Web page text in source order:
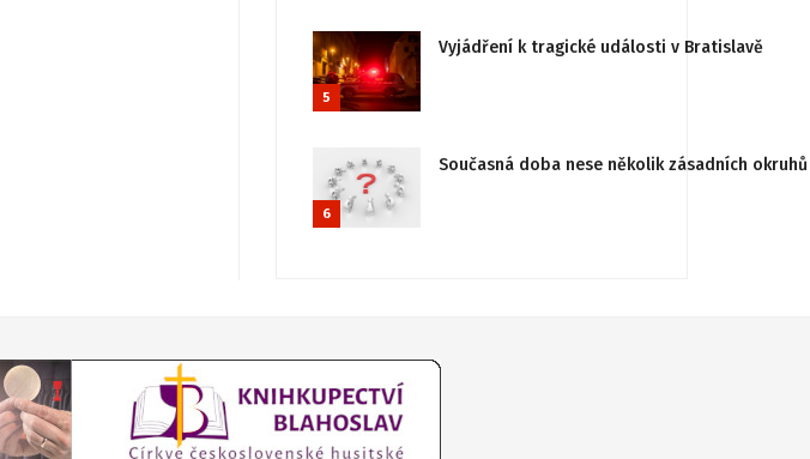
5
Vyjádření k tragické události v Bratislavě
6
Současná doba nese několik zásadních